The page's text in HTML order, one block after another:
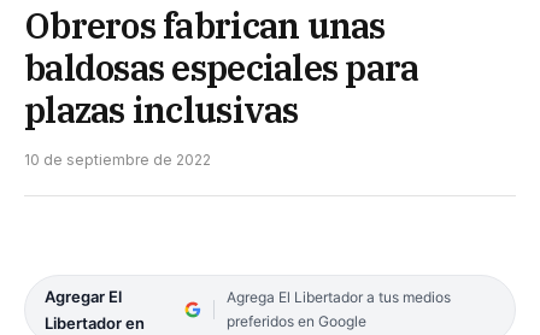
Obreros fabrican unas
baldosas especiales para
plazas inclusivas
10 de septiembre de 2022
Agregar El
Libertador en
Agrega El Libertador a tus medios
preferidos en Google